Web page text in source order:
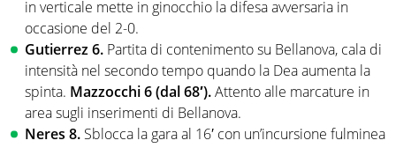
in verticale mette in ginocchio la difesa avversaria in
occasione del 2-0.
Gutierrez 6. Partita di contenimento su Bellanova, cala di
intensità nel secondo tempo quando la Dea aumenta la
spinta. Mazzocchi 6 (dal 68′).Attento alle marcature in
area sugli inserimenti di Bellanova.
Neres 8. Sblocca la gara al 16′ con un’incursione fulminea